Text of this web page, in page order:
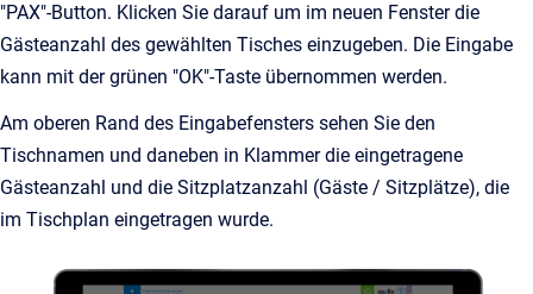
"PAX"-Button. Klicken Sie darauf um im neuen Fenster die
Gästeanzahl des gewählten Tisches einzugeben. Die Eingabe
kann mit der grünen "OK"-Taste übernommen werden.
Am oberen Rand des Eingabefensters sehen Sie den
Tischnamen und daneben in Klammer die eingetragene
Gästeanzahl und die Sitzplatzanzahl (Gäste / Sitzplätze), die
im Tischplan eingetragen wurde.